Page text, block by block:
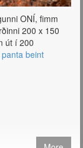
ONÍ, fimm
200 x 150
út í 200
panta beint